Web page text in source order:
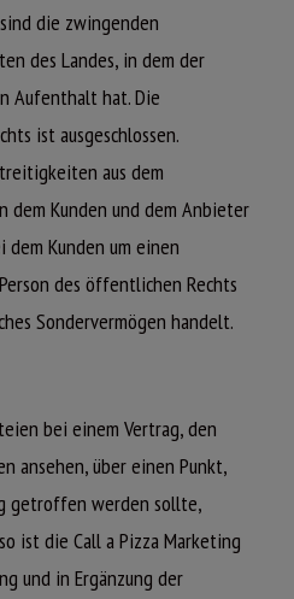
die zwingenden
des Landes, in dem der
Aufenthalt hat. Die
ist ausgeschlossen.
aus dem
dem Kunden und dem Anbieter
Kunden um einen
des öffentlichen Rechts
Sondervermögen handelt.
bei einem Vertrag, den
ansehen, über einen Punkt,
getroffen werden sollte,
ist die Call a Pizza Marketing
und in Ergänzung der